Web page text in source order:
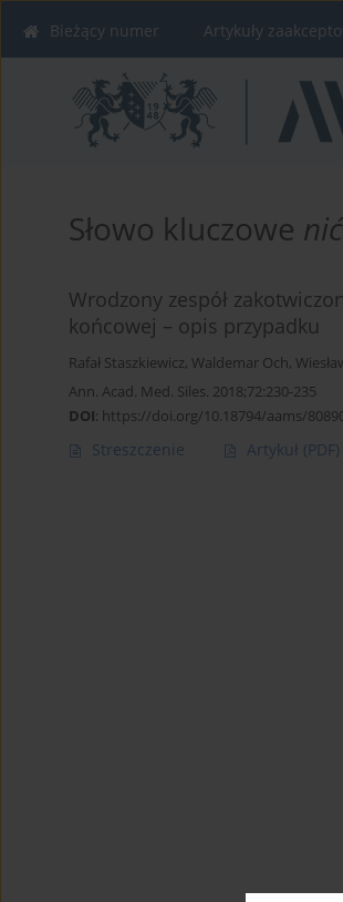
Bieżący numer Artykuły
Słowo kluczowe
Wrodzony zespół
końcowej – opis przypadku
Rafał Staszkiewicz, Waldemar Och,
Ann. Acad. Med. Siles. 2018;72:230-235
DOI: https://doi.org/10.18794/aams/
Streszczenie Artykuł (PDF)